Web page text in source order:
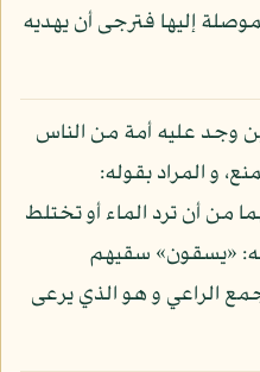
إليها فترجى أن يهديه
وجد عليه أمة من الناس
و المراد بقوله:
من أن ترد الماء أو تختلط
«يسقون» سقيهم
الراعي و هو الذي يرعى